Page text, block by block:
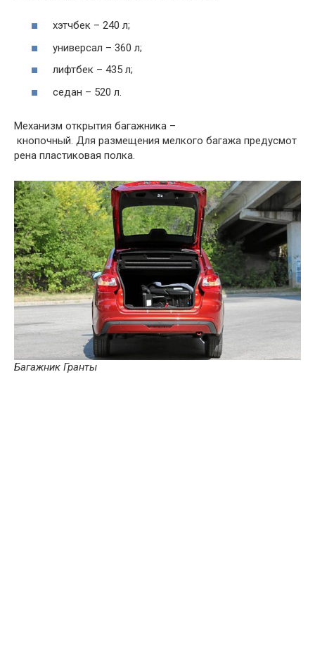
хэтчбек – 240 л;
универсал – 360 л;
лифтбек – 435 л;
седан – 520 л.
Механизм открытия багажника –
кнопочный. Для размещения мелкого багажа предусмот
рена пластиковая полка.
Багажник Гранты